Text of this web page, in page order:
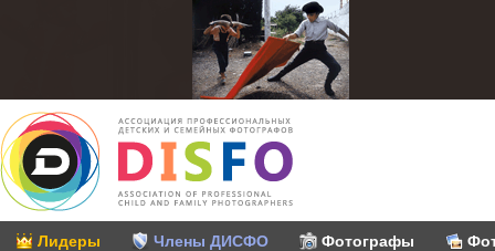
Лидеры Члены ДИСФО Фотографы